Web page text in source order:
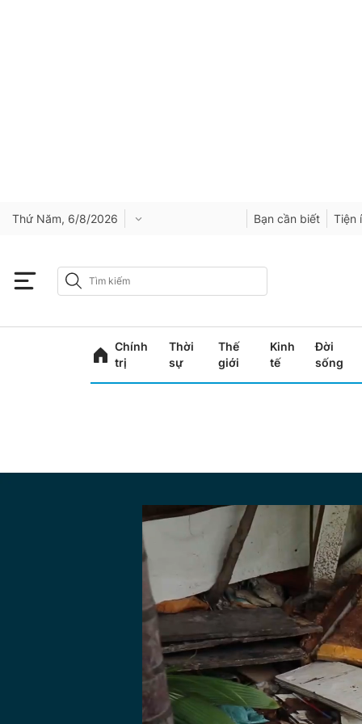
Thứ Năm, 6/8/2026 Bạn cần biết Tiện
Chính
trị
Thời
sự
Thế
giới
Kinh
tế
Đời
sống